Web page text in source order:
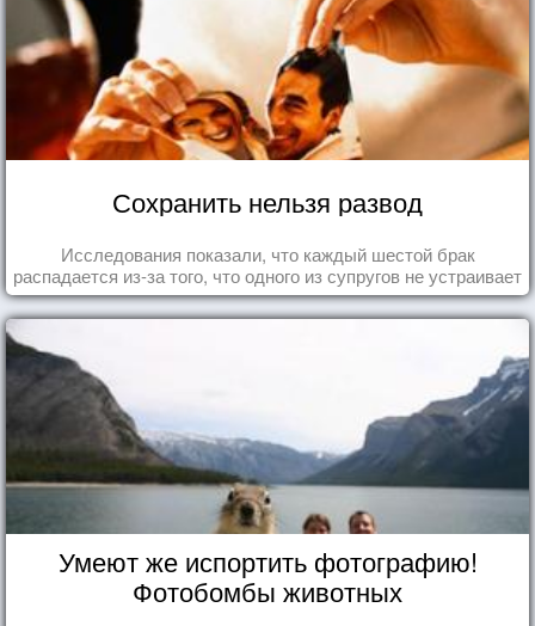
Сохранить нельзя развод
Исследования показали, что каждый шестой брак
распадается из-за того, что одного из супругов не устраивает
та роль, которая выпала ему в семье.
Умеют же испортить фотографию!
Фотобомбы животных